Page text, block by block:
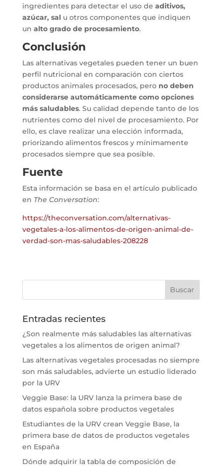
ingredientes para detectar el uso de aditivos,
azúcar, sal u otros componentes que indiquen
un alto grado de procesamiento.
Conclusión
Las alternativas vegetales pueden tener un buen
perfil nutricional en comparación con ciertos
productos animales procesados, pero no deben
considerarse automáticamente como opciones
más saludables. Su calidad depende tanto de los
nutrientes como del nivel de procesamiento. Por
ello, es clave realizar una elección informada,
priorizando alimentos frescos y mínimamente
procesados siempre que sea posible.
Fuente
Esta información se basa en el artículo publicado
en The Conversation:
https://theconversation.com/alternativas-
vegetales-a-los-alimentos-de-origen-animal-de-
verdad-son-mas-saludables-208228
Entradas recientes
¿Son realmente más saludables las alternativas
vegetales a los alimentos de origen animal?
Las alternativas vegetales procesadas no siempre
son más saludables, advierte un estudio liderado
por la URV
Veggie Base: la URV lanza la primera base de
datos española sobre productos vegetales
Estudiantes de la URV crean Veggie Base, la
primera base de datos de productos vegetales
en España
Dónde adquirir la tabla de composición de